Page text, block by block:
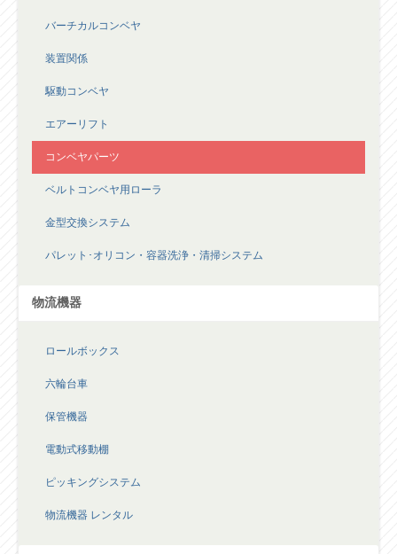
バーチカルコンベヤ
装置関係
駆動コンベヤ
エアーリフト
コンベヤパーツ
ベルトコンベヤ用ローラ
金型交換システム
パレット･オリコン・容器洗浄・清掃システム
物流機器
ロールボックス
六輪台車
保管機器
電動式移動棚
ピッキングシステム
物流機器 レンタル